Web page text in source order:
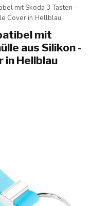
mit Skoda 3 Tasten -
Cover in Hellblau
mit
aus Silikon -
in Hellblau